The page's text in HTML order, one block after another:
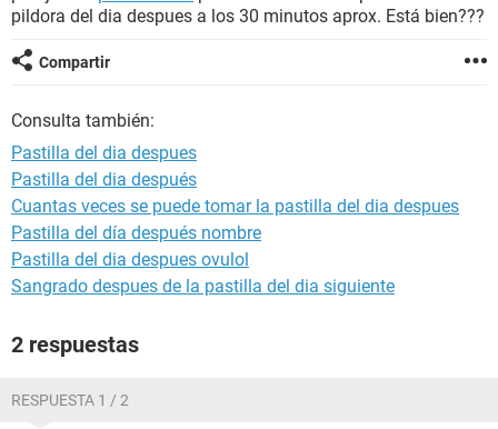
SEXUALIDAD
GLOSARIO
pildora del dia despues a los 30 minutos aprox. Está bien???
Compartir
Consulta también:
Pastilla del dia despues
Pastilla del dia después
Cuantas veces se puede tomar la pastilla del dia despues
Pastilla del día después nombre
Pastilla del dia despues ovulol
Sangrado despues de la pastilla del dia siguiente
2 respuestas
RESPUESTA 1 / 2